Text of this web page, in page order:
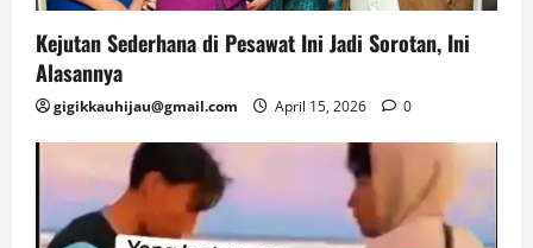
Kejutan Sederhana di Pesawat Ini Jadi Sorotan, Ini
Alasannya
gigikkauhijau@gmail.com April 15, 2026 0